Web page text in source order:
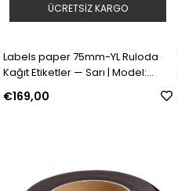
Labels paper 75mm-YL Ruloda
Kağıt Etiketler — Sarı | Model:
€169,00
ÜCRETSIZ KARGO